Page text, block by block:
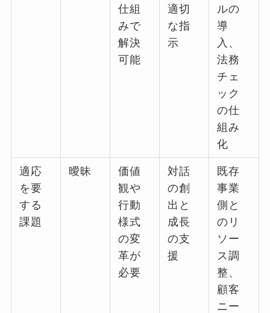
仕組
みで
解決
可能
適切
な指
示
ルの
導
入、
法務
チェ
ック
の仕
組み
化
適応
を要
する
課題
曖昧
価値
観や
行動
様式
の変
革が
必要
対話
の創
出と
成長
の支
援
既存
事業
側と
のリ
ソー
ス調
整、
顧客
ニー